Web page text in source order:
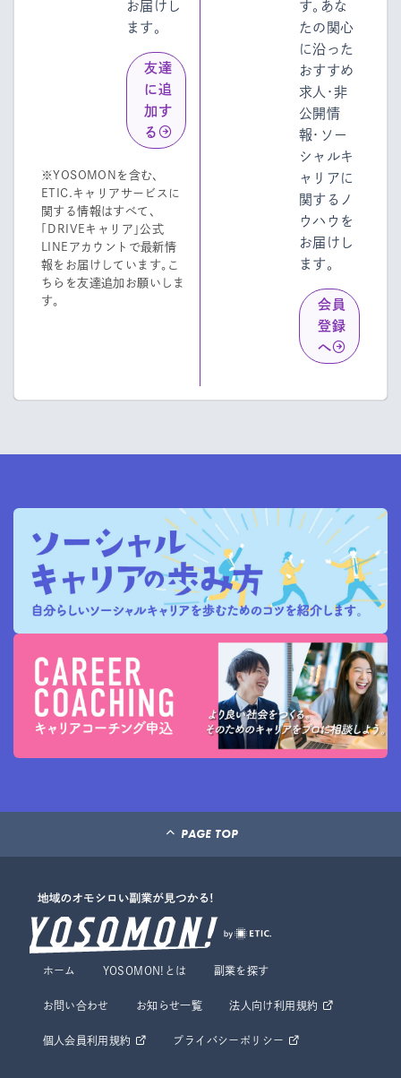
お届けし
ます。
友達
に追
加す
る
※YOSOMONを含む、
ETIC.キャリアサービスに
関する情報はすべて、
「DRIVEキャリア」公式
LINEアカウントで最新情
報をお届けしています。こ
ちらを友達追加お願いしま
す。
す。あな
たの関心
に沿った
おすすめ
求人・非
公開情
報・ソー
シャルキ
ャリアに
関するノ
ウハウを
お届けし
ます。
会員
登録
へ
PAGE TOP
ホーム YOSOMON!とは 副業を探す
お問い合わせ お知らせ一覧 法人向け利用規約
個人会員利用規約 プライバシーポリシー